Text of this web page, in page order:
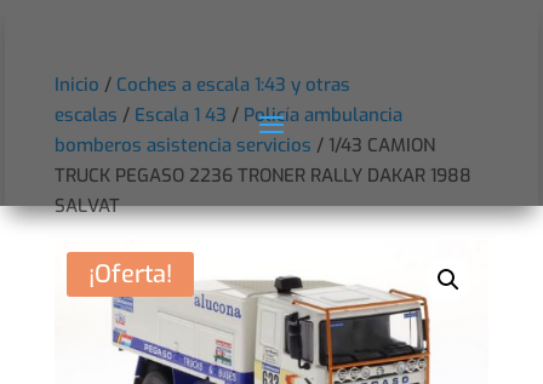
Inicio / Coches a escala 1:43 y otras
escalas / Escala 1 43 / Policía ambulancia
bomberos asistencia servicios / 1/43 CAMION
TRUCK PEGASO 2236 TRONER RALLY DAKAR 1988
SALVAT
¡Oferta!